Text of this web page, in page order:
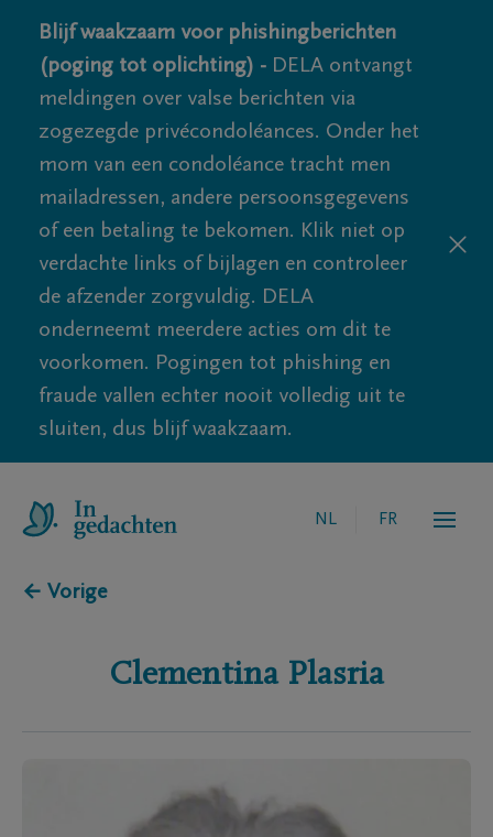
Blijf waakzaam voor phishingberichten
(poging tot oplichting) - DELA ontvangt
meldingen over valse berichten via
zogezegde privécondoléances. Onder het
mom van een condoléance tracht men
mailadressen, andere persoonsgegevens
of een betaling te bekomen. Klik niet op
verdachte links of bijlagen en controleer
de afzender zorgvuldig. DELA
onderneemt meerdere acties om dit te
voorkomen. Pogingen tot phishing en
fraude vallen echter nooit volledig uit te
sluiten, dus blijf waakzaam.
NL FR
← Vorige
Clementina Plasria